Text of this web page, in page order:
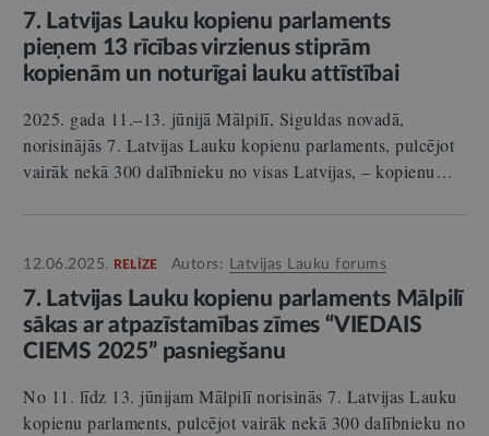
7. Latvijas Lauku kopienu parlaments
pieņem 13 rīcības virzienus stiprām
kopienām un noturīgai lauku attīstībai
2025. gada 11.–13. jūnijā Mālpilī, Siguldas novadā,
norisinājās 7. Latvijas Lauku kopienu parlaments, pulcējot
vairāk nekā 300 dalībnieku no visas Latvijas, – kopienu…
12.06.2025. RELĪZE Autors: Latvijas Lauku forums
7. Latvijas Lauku kopienu parlaments Mālpilī
sākas ar atpazīstamības zīmes “VIEDAIS
CIEMS 2025” pasniegšanu
No 11. līdz 13. jūnijam Mālpilī norisinās 7. Latvijas Lauku
kopienu parlaments, pulcējot vairāk nekā 300 dalībnieku no